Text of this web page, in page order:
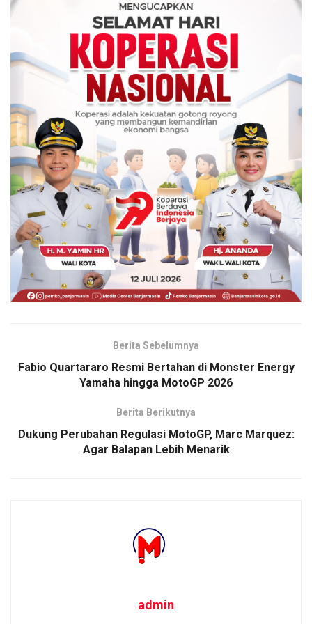
Berita Sebelumnya
Fabio Quartararo Resmi Bertahan di Monster Energy
Yamaha hingga MotoGP 2026
Berita Berikutnya
Dukung Perubahan Regulasi MotoGP, Marc Marquez:
Agar Balapan Lebih Menarik
admin